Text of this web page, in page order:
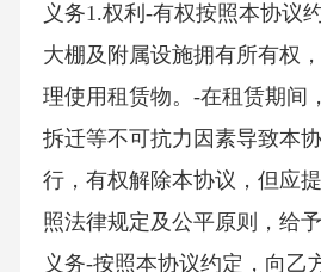
义务1.权利-有权按照本协议
大棚及附属设施拥有所有权
理使用租赁物。-在租赁期间
拆迁等不可抗力因素导致本
行，有权解除本协议，但应
照法律规定及公平原则，给
义务-按照本协议约定，向乙